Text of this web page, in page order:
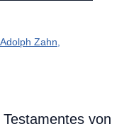
Adolph Zahn
von